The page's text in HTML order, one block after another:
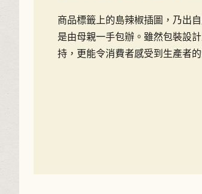
商品標籤上的島辣椒插圖，乃出
是由母親一手包辦。雖然包裝設
持，更能令消費者感受到生產者的